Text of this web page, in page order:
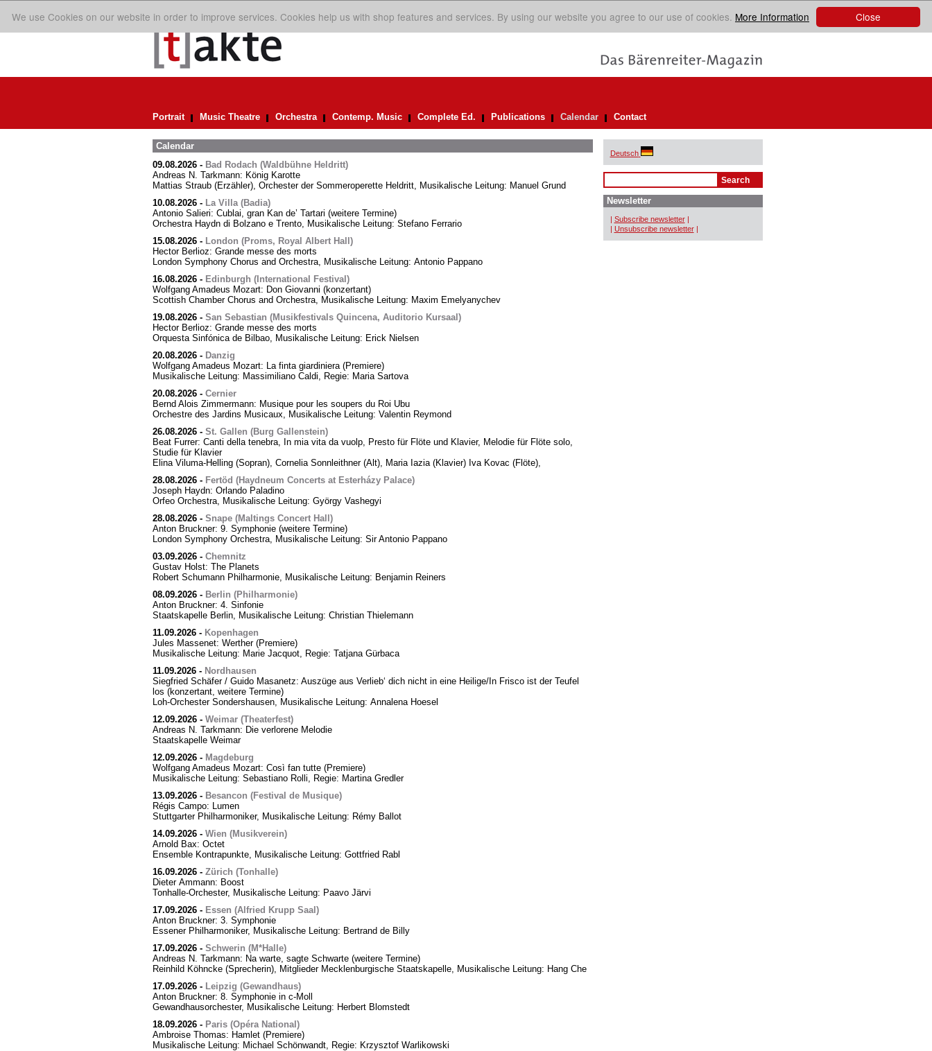
Close
We use Cookies on our website in order to improve services. Cookies help us with shop features and services. By using our website you agree to our use of cookies. More Information
Portrait Music Theatre Orchestra Contemp. Music Complete Ed. Publications Calendar Contact
Calendar
09.08.2026- Bad Rodach (Waldbühne Heldritt)
Andreas N. Tarkmann: König Karotte
Mattias Straub (Erzähler), Orchester der Sommeroperette Heldritt, Musikalische Leitung: Manuel Grund
10.08.2026- La Villa (Badia)
Antonio Salieri: Cublai, gran Kan de’ Tartari (weitere Termine)
Orchestra Haydn di Bolzano e Trento, Musikalische Leitung: Stefano Ferrario
15.08.2026- London (Proms, Royal Albert Hall)
Hector Berlioz: Grande messe des morts
London Symphony Chorus and Orchestra, Musikalische Leitung: Antonio Pappano
16.08.2026- Edinburgh (International Festival)
Wolfgang Amadeus Mozart: Don Giovanni (konzertant)
Scottish Chamber Chorus and Orchestra, Musikalische Leitung: Maxim Emelyanychev
19.08.2026- San Sebastian (Musikfestivals Quincena, Auditorio Kursaal)
Hector Berlioz: Grande messe des morts
Orquesta Sinfónica de Bilbao, Musikalische Leitung: Erick Nielsen
20.08.2026- Danzig
Wolfgang Amadeus Mozart: La finta giardiniera (Premiere)
Musikalische Leitung: Massimiliano Caldi, Regie: Maria Sartova
20.08.2026- Cernier
Bernd Alois Zimmermann: Musique pour les soupers du Roi Ubu
Orchestre des Jardins Musicaux, Musikalische Leitung: Valentin Reymond
26.08.2026- St. Gallen (Burg Gallenstein)
Beat Furrer: Canti della tenebra, In mia vita da vuolp, Presto für Flöte und Klavier, Melodie für Flöte solo,
Studie für Klavier
Elina Viluma-Helling (Sopran), Cornelia Sonnleithner (Alt), Maria Iazia (Klavier) Iva Kovac (Flöte),
28.08.2026- Fertöd (Haydneum Concerts at Esterházy Palace)
Joseph Haydn: Orlando Paladino
Orfeo Orchestra, Musikalische Leitung: György Vashegyi
28.08.2026- Snape (Maltings Concert Hall)
Anton Bruckner: 9. Symphonie (weitere Termine)
London Symphony Orchestra, Musikalische Leitung: Sir Antonio Pappano
03.09.2026- Chemnitz
Gustav Holst: The Planets
Robert Schumann Philharmonie, Musikalische Leitung: Benjamin Reiners
08.09.2026- Berlin (Philharmonie)
Anton Bruckner: 4. Sinfonie
Staatskapelle Berlin, Musikalische Leitung: Christian Thielemann
11.09.2026- Kopenhagen
Jules Massenet: Werther (Premiere)
Musikalische Leitung: Marie Jacquot, Regie: Tatjana Gürbaca
11.09.2026- Nordhausen
Siegfried Schäfer / Guido Masanetz: Auszüge aus Verlieb‘ dich nicht in eine Heilige/In Frisco ist der Teufel
los (konzertant, weitere Termine)
Loh-Orchester Sondershausen, Musikalische Leitung: Annalena Hoesel
12.09.2026- Weimar (Theaterfest)
Andreas N. Tarkmann: Die verlorene Melodie
Staatskapelle Weimar
12.09.2026- Magdeburg
Wolfgang Amadeus Mozart: Così fan tutte (Premiere)
Musikalische Leitung: Sebastiano Rolli, Regie: Martina Gredler
13.09.2026- Besancon (Festival de Musique)
Régis Campo: Lumen
Stuttgarter Philharmoniker, Musikalische Leitung: Rémy Ballot
14.09.2026- Wien (Musikverein)
Arnold Bax: Octet
Ensemble Kontrapunkte, Musikalische Leitung: Gottfried Rabl
16.09.2026- Zürich (Tonhalle)
Dieter Ammann: Boost
Tonhalle-Orchester, Musikalische Leitung: Paavo Järvi
17.09.2026- Essen (Alfried Krupp Saal)
Anton Bruckner: 3. Symphonie
Essener Philharmoniker, Musikalische Leitung: Bertrand de Billy
17.09.2026- Schwerin (M*Halle)
Andreas N. Tarkmann: Na warte, sagte Schwarte (weitere Termine)
Reinhild Köhncke (Sprecherin), Mitglieder Mecklenburgische Staatskapelle, Musikalische Leitung: Hang Che
17.09.2026- Leipzig (Gewandhaus)
Anton Bruckner: 8. Symphonie in c-Moll
Gewandhausorchester, Musikalische Leitung: Herbert Blomstedt
18.09.2026- Paris (Opéra National)
Ambroise Thomas: Hamlet (Premiere)
Musikalische Leitung: Michael Schönwandt, Regie: Krzysztof Warlikowski
Deutsch
Newsletter
| Subscribe newsletter |
| Unsubscribe newsletter |